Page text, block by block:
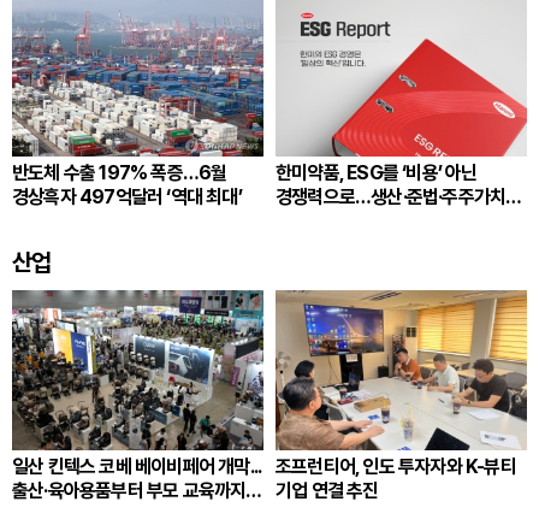
반도체 수출 197% 폭증…6월
경상흑자 497억달러 ‘역대 최대’
한미약품, ESG를 ‘비용’ 아닌
경쟁력으로…생산·준법·주주가치
산업
일산 킨텍스 코베 베이비페어 개막...
출산·육아용품부터 부모 교육까지
조프런티어, 인도 투자자와 K-뷰티
기업 연결 추진